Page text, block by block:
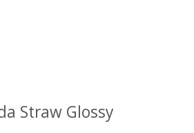
Straw Glossy